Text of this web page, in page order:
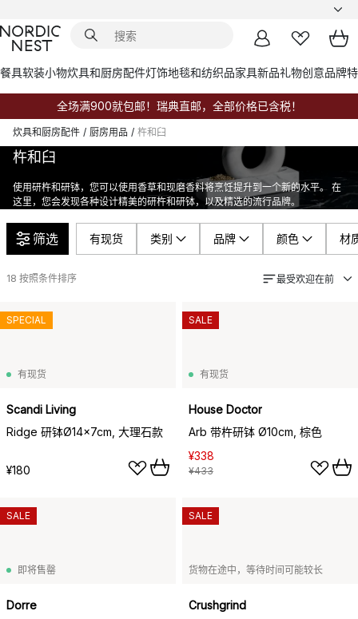
餐具软装小物炊具和厨房配件灯饰地毯和纺织品家具新品礼物创意品牌
全场满900就包邮！瑞典直邮，全部价格已含税！
炊具和厨房配件 / 厨房用品 / 杵和臼
杵和臼
使用研杵和研钵，您可以使用香草和现磨香料将烹饪提升到一个新的水平。 在
这里，您会发现各种设计精美的研杵和研钵，以及精选的流行品牌。
筛选 有现货 类别 品牌 颜色 材
18 按照条件排序 最受欢迎在前
有现货
Scandi Living
Ridge 研钵Ø14x7cm, 大理石款
¥180
SPECIAL
有现货
House Doctor
Arb 带杵研钵 Ø10cm, 棕色
¥338
¥433
SALE
即将售罄
Dorre
SALE
货物在途中，等待时间可能较长
Crushgrind
SALE